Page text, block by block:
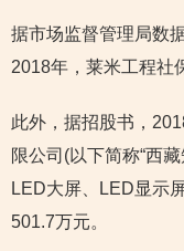
据市场监督管理局数
2018年，莱米工程社
此外，据招股书，
限公司(以下简称“西
LED大屏、LED显示
501.7万元。